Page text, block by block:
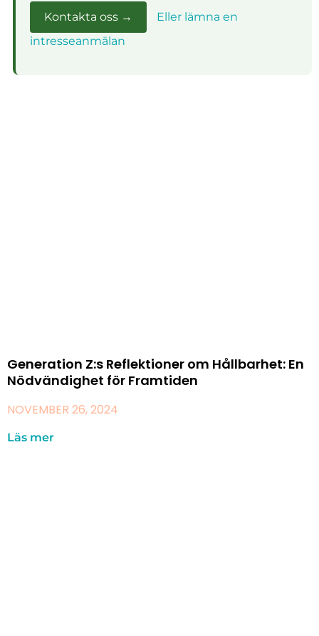
Kontakta oss →
Eller lämna en
intresseanmälan
Generation Z:s Reflektioner om Hållbarhet: En
Nödvändighet för Framtiden
NOVEMBER 26, 2024
Läs mer